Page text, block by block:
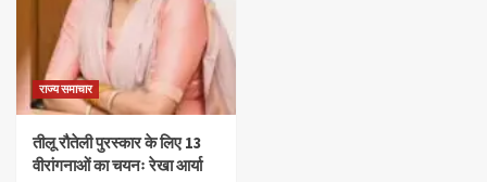
राज्य समाचार
तीलू रौतेली पुरस्कार के लिए 13
वीरांगनाओं का चयनः रेखा आर्या